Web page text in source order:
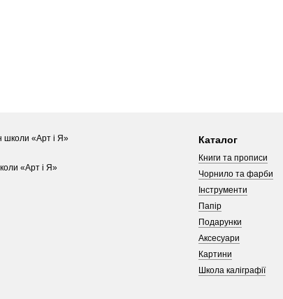
«Арт і Я»
Каталог
Книги та прописи
Чорнило та фарби
Інструменти
Папір
Подарунки
Аксесуари
Картини
Школа каліграфії